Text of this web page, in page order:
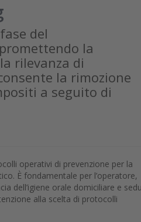
del
la
rilevanza di
la rimozione
a seguito di
operativi di prevenzione per la
È fondamentale per l’operatore,
dell’igiene orale domiciliare e
alla scelta di protocolli